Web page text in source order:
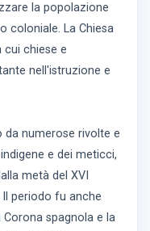
la popolazione
coloniale. La Chiesa
cui chiese e
nell'istruzione e
da numerose rivolte e
e dei meticci,
metà del XVI
periodo fu anche
spagnola e la